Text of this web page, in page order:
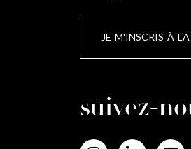
JE M'INSCRIS À
suivez-